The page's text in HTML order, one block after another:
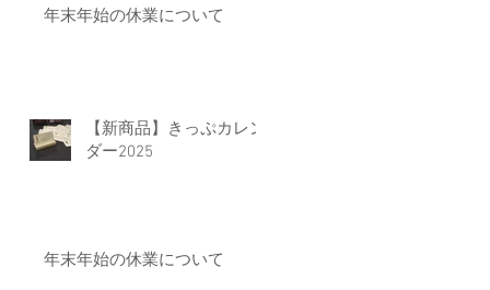
年末年始の休業について
【新商品】きっぷカレン
ダー2025
年末年始の休業について